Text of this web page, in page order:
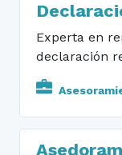
Experta en
declaración